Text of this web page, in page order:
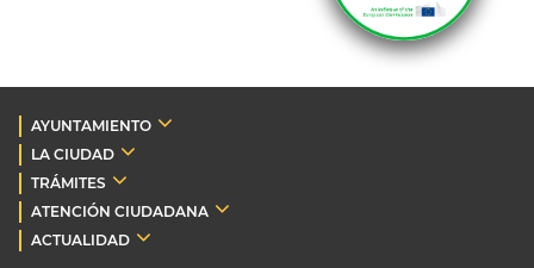
AYUNTAMIENTO
LA CIUDAD
TRÁMITES
ATENCIÓN CIUDADANA
ACTUALIDAD